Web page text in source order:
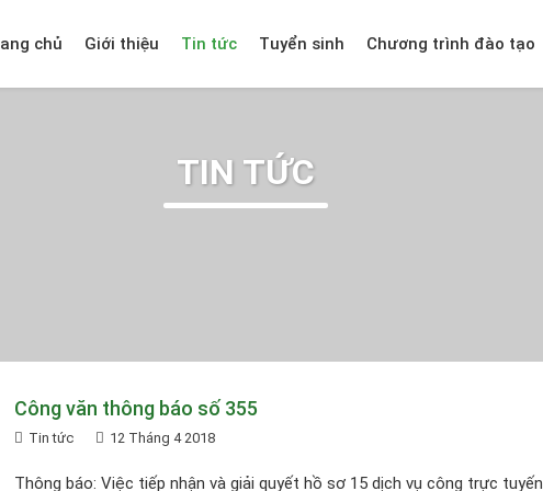
chủ Giới thiệu Tin tức Tuyển sinh Chương trình đào tạo
TIN TỨC
Công văn thông báo số 355
Tin tức 12 Tháng 4 2018
Thông báo: Việc tiếp nhận và giải quyết hồ sơ 15 dịch vụ công trực tuyến